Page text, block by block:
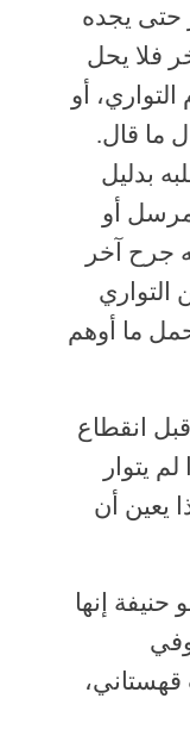
حتى يجده
فلا يحل
أو
ما قال.
بدليل
أو
جرح آخر
التواري
ما أوهم
انقطاع
يتوار
يعين أن
إنها